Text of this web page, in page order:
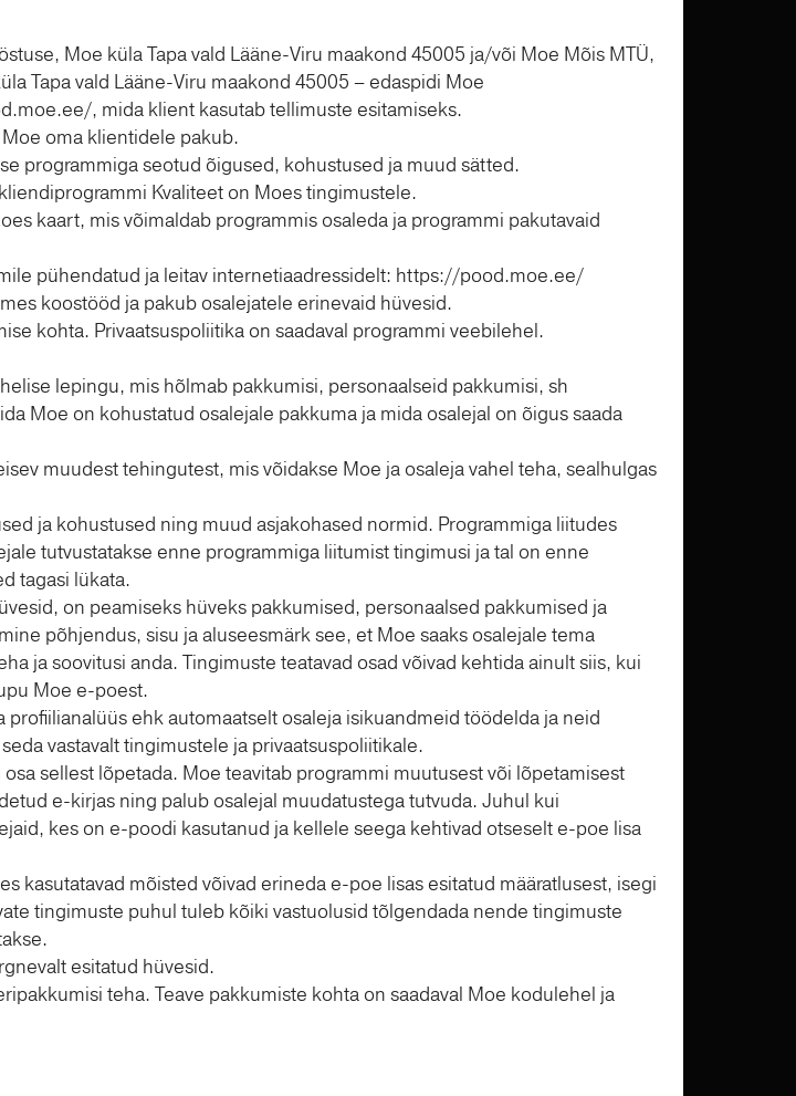
Moe küla Tapa vald Lääne-Viru maakond 45005 ja/või Moe Mõis MTÜ,
Tapa vald Lääne-Viru maakond 45005 – edaspidi Moe
, mida klient kasutab tellimuste esitamiseks.
oma klientidele pakub.
programmiga seotud õigused, kohustused ja muud sätted.
Kvaliteet on Moes tingimustele.
kaart, mis võimaldab programmis osaleda ja programmi pakutavaid
pühendatud ja leitav internetiaadressidelt: https://pood.moe.ee/
koostööd ja pakub osalejatele erinevaid hüvesid.
kohta. Privaatsuspoliitika on saadaval programmi veebilehel.
lepingu, mis hõlmab pakkumisi, personaalseid pakkumisi, sh
Moe on kohustatud osalejale pakkuma ja mida osalejal on õigus saada
muudest tehingutest, mis võidakse Moe ja osaleja vahel teha, sealhulgas
ja kohustused ning muud asjakohased normid. Programmiga liitudes
tutvustatakse enne programmiga liitumist tingimusi ja tal on enne
tagasi lükata.
on peamiseks hüveks pakkumised, personaalsed pakkumised ja
põhjendus, sisu ja aluseesmärk see, et Moe saaks osalejale tema
ja soovitusi anda. Tingimuste teatavad osad võivad kehtida ainult siis, kui
Moe e-poest.
ehk automaatselt osaleja isikuandmeid töödelda ja neid
vastavalt tingimustele ja privaatsuspoliitikale.
sellest lõpetada. Moe teavitab programmi muutusest või lõpetamisest
e-kirjas ning palub osalejal muudatustega tutvuda. Juhul kui
kes on e-poodi kasutanud ja kellele seega kehtivad otseselt e-poe lisa
kasutatavad mõisted võivad erineda e-poe lisas esitatud määratlusest, isegi
tingimuste puhul tuleb kõiki vastuolusid tõlgendada nende tingimuste
esitatud hüvesid.
teha. Teave pakkumiste kohta on saadaval Moe kodulehel ja